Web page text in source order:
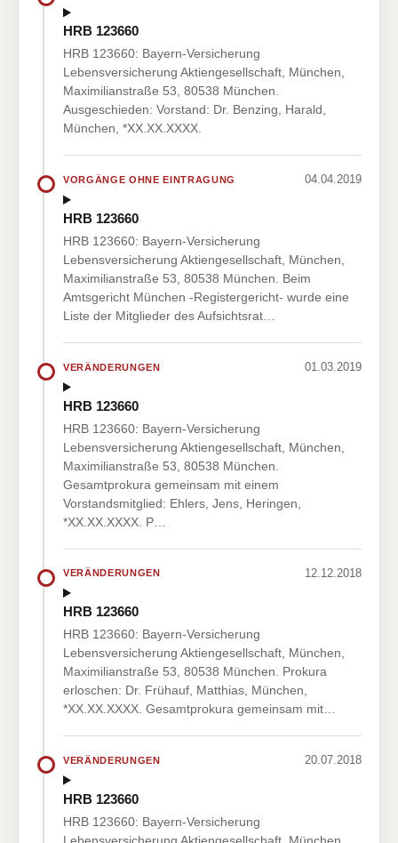
HRB 123660
HRB 123660: Bayern-Versicherung
Lebensversicherung Aktiengesellschaft, München,
Maximilianstraße 53, 80538 München.
Ausgeschieden: Vorstand: Dr. Benzing, Harald,
München, *XX.XX.XXXX.
VORGÄNGE OHNE EINTRAGUNG 04.04.2019
HRB 123660
HRB 123660: Bayern-Versicherung
Lebensversicherung Aktiengesellschaft, München,
Maximilianstraße 53, 80538 München. Beim
Amtsgericht München -Registergericht- wurde eine
Liste der Mitglieder des Aufsichtsrat…
VERÄNDERUNGEN 01.03.2019
HRB 123660
HRB 123660: Bayern-Versicherung
Lebensversicherung Aktiengesellschaft, München,
Maximilianstraße 53, 80538 München.
Gesamtprokura gemeinsam mit einem
Vorstandsmitglied: Ehlers, Jens, Heringen,
*XX.XX.XXXX. P…
VERÄNDERUNGEN 12.12.2018
HRB 123660
HRB 123660: Bayern-Versicherung
Lebensversicherung Aktiengesellschaft, München,
Maximilianstraße 53, 80538 München. Prokura
erloschen: Dr. Frühauf, Matthias, München,
*XX.XX.XXXX. Gesamtprokura gemeinsam mit…
VERÄNDERUNGEN 20.07.2018
HRB 123660
HRB 123660: Bayern-Versicherung
Lebensversicherung Aktiengesellschaft, München,